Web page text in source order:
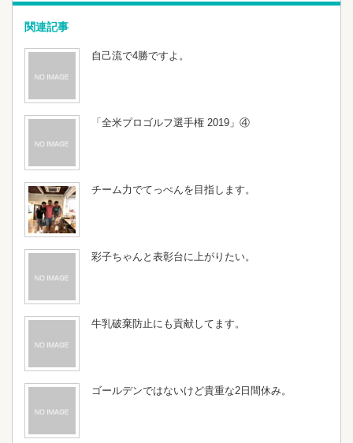
関連記事
自己流で4勝ですよ。
「全米プロゴルフ選手権 2019」④
チーム力でてっぺんを目指します。
彩子ちゃんと表彰台に上がりたい。
牛乳破棄防止にも貢献してます。
ゴールデンではないけど貴重な2日間休み。